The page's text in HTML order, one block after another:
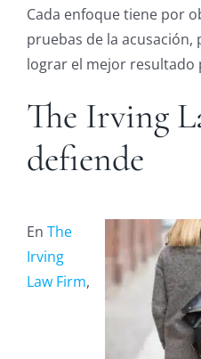
Cada enfoque tiene por
pruebas de la
lograr el mejor resultado
The Irving
defiende
En The
Irving
Law Firm,